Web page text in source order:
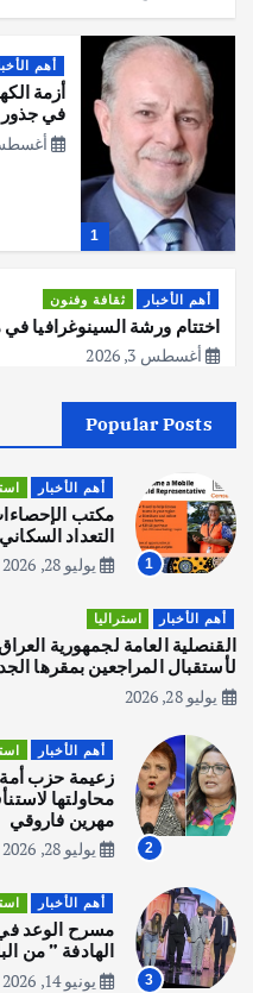
1
أهم
أزمة
في جذور
أغسطس 5,
أهم الأخبار ثقافة وفنون
اختتام ورشة السينوغرافيا في
أغسطس 3, 2026
2
اصبح
يوليو 30, 2026
3
يوليو 30, 2026
4
المقبل
يوليو 28, 2026
أهم الأخبار ثقافة وفنون
انطلاق ورشة التمثيل في مدينة
أغسطس 5, 2026
Popular Posts
1
أهم الأخبار
التعداد السكاني في11 من
يوليو 28, 2026
أهم الأخبار استراليا
القنصلية العامة لجمهورية
لأستقبال المراجعين بمقرها
يوليو 28, 2026
2
أهم الأخبار
زعيمة حزب
محاولتها
مهرين فاروقي
يوليو 28, 2026
3
أهم الأخبار
مسرح الوعد
الهادفة ” من
يونيو 14, 2026